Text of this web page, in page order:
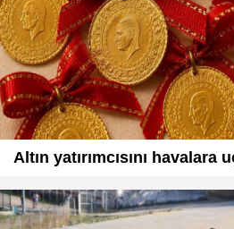
Altın yatırımcısını havalara